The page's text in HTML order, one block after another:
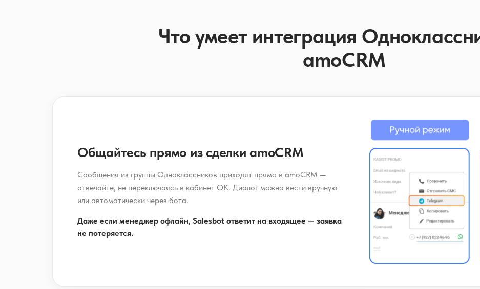
Что умеет интеграция
amoCRM
Общайтесь прямо из сделки amoCRM
Сообщения из группы Одноклассников приходят прямо в amoCRM —
отвечайте, не переключаясь в кабинет ОК. Диалог можно вести вручную
или автоматически через бота.
Даже если менеджер офлайн, Salesbot ответит на входящее — заявка
не потеряется.